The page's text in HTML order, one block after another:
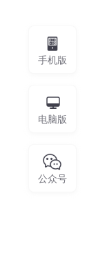
手机版
电脑版
公众号